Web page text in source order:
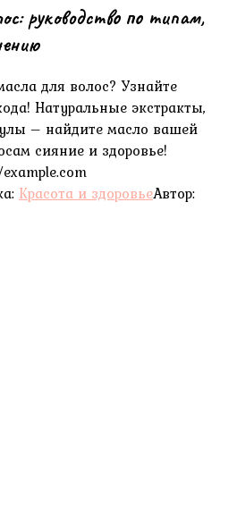
руководство по типам,
для волос? Узнайте
Натуральные экстракты,
– найдите масло вашей
сияние и здоровье!
Красота и здоровьеАвтор: